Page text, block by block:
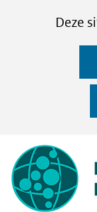
CookiesDeze
op
deze
website